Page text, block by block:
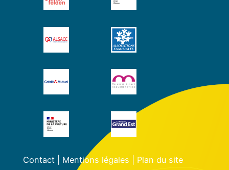
Contact| Mentions légales Plan du site